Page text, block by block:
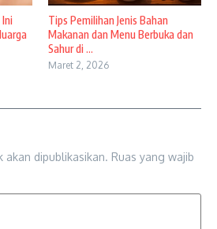
Tips Pemilihan Jenis Bahan
Makanan dan Menu Berbuka dan
Sahur di ...
Maret 2, 2026
akan dipublikasikan. Ruas yang wajib